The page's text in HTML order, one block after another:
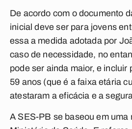
De acordo com o documento
inicial deve ser para jovens
essa a medida adotada por
caso de necessidade, no
pode ser ainda maior, e incluir
59 anos (que é a faixa etária
atestaram a eficácia e a
A SES-PB se baseou em uma